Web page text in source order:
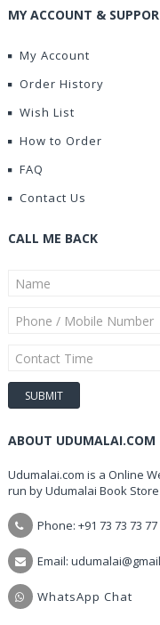
MY ACCOUNT &
My Account
Order History
Wish List
How to Order
FAQ
Contact Us
CALL ME BACK
ABOUT UDUMALAI.COM
Udumalai.com is a Online
run by Udumalai Book
Phone: +91 73 73 73 77
Email:
WhatsApp Chat